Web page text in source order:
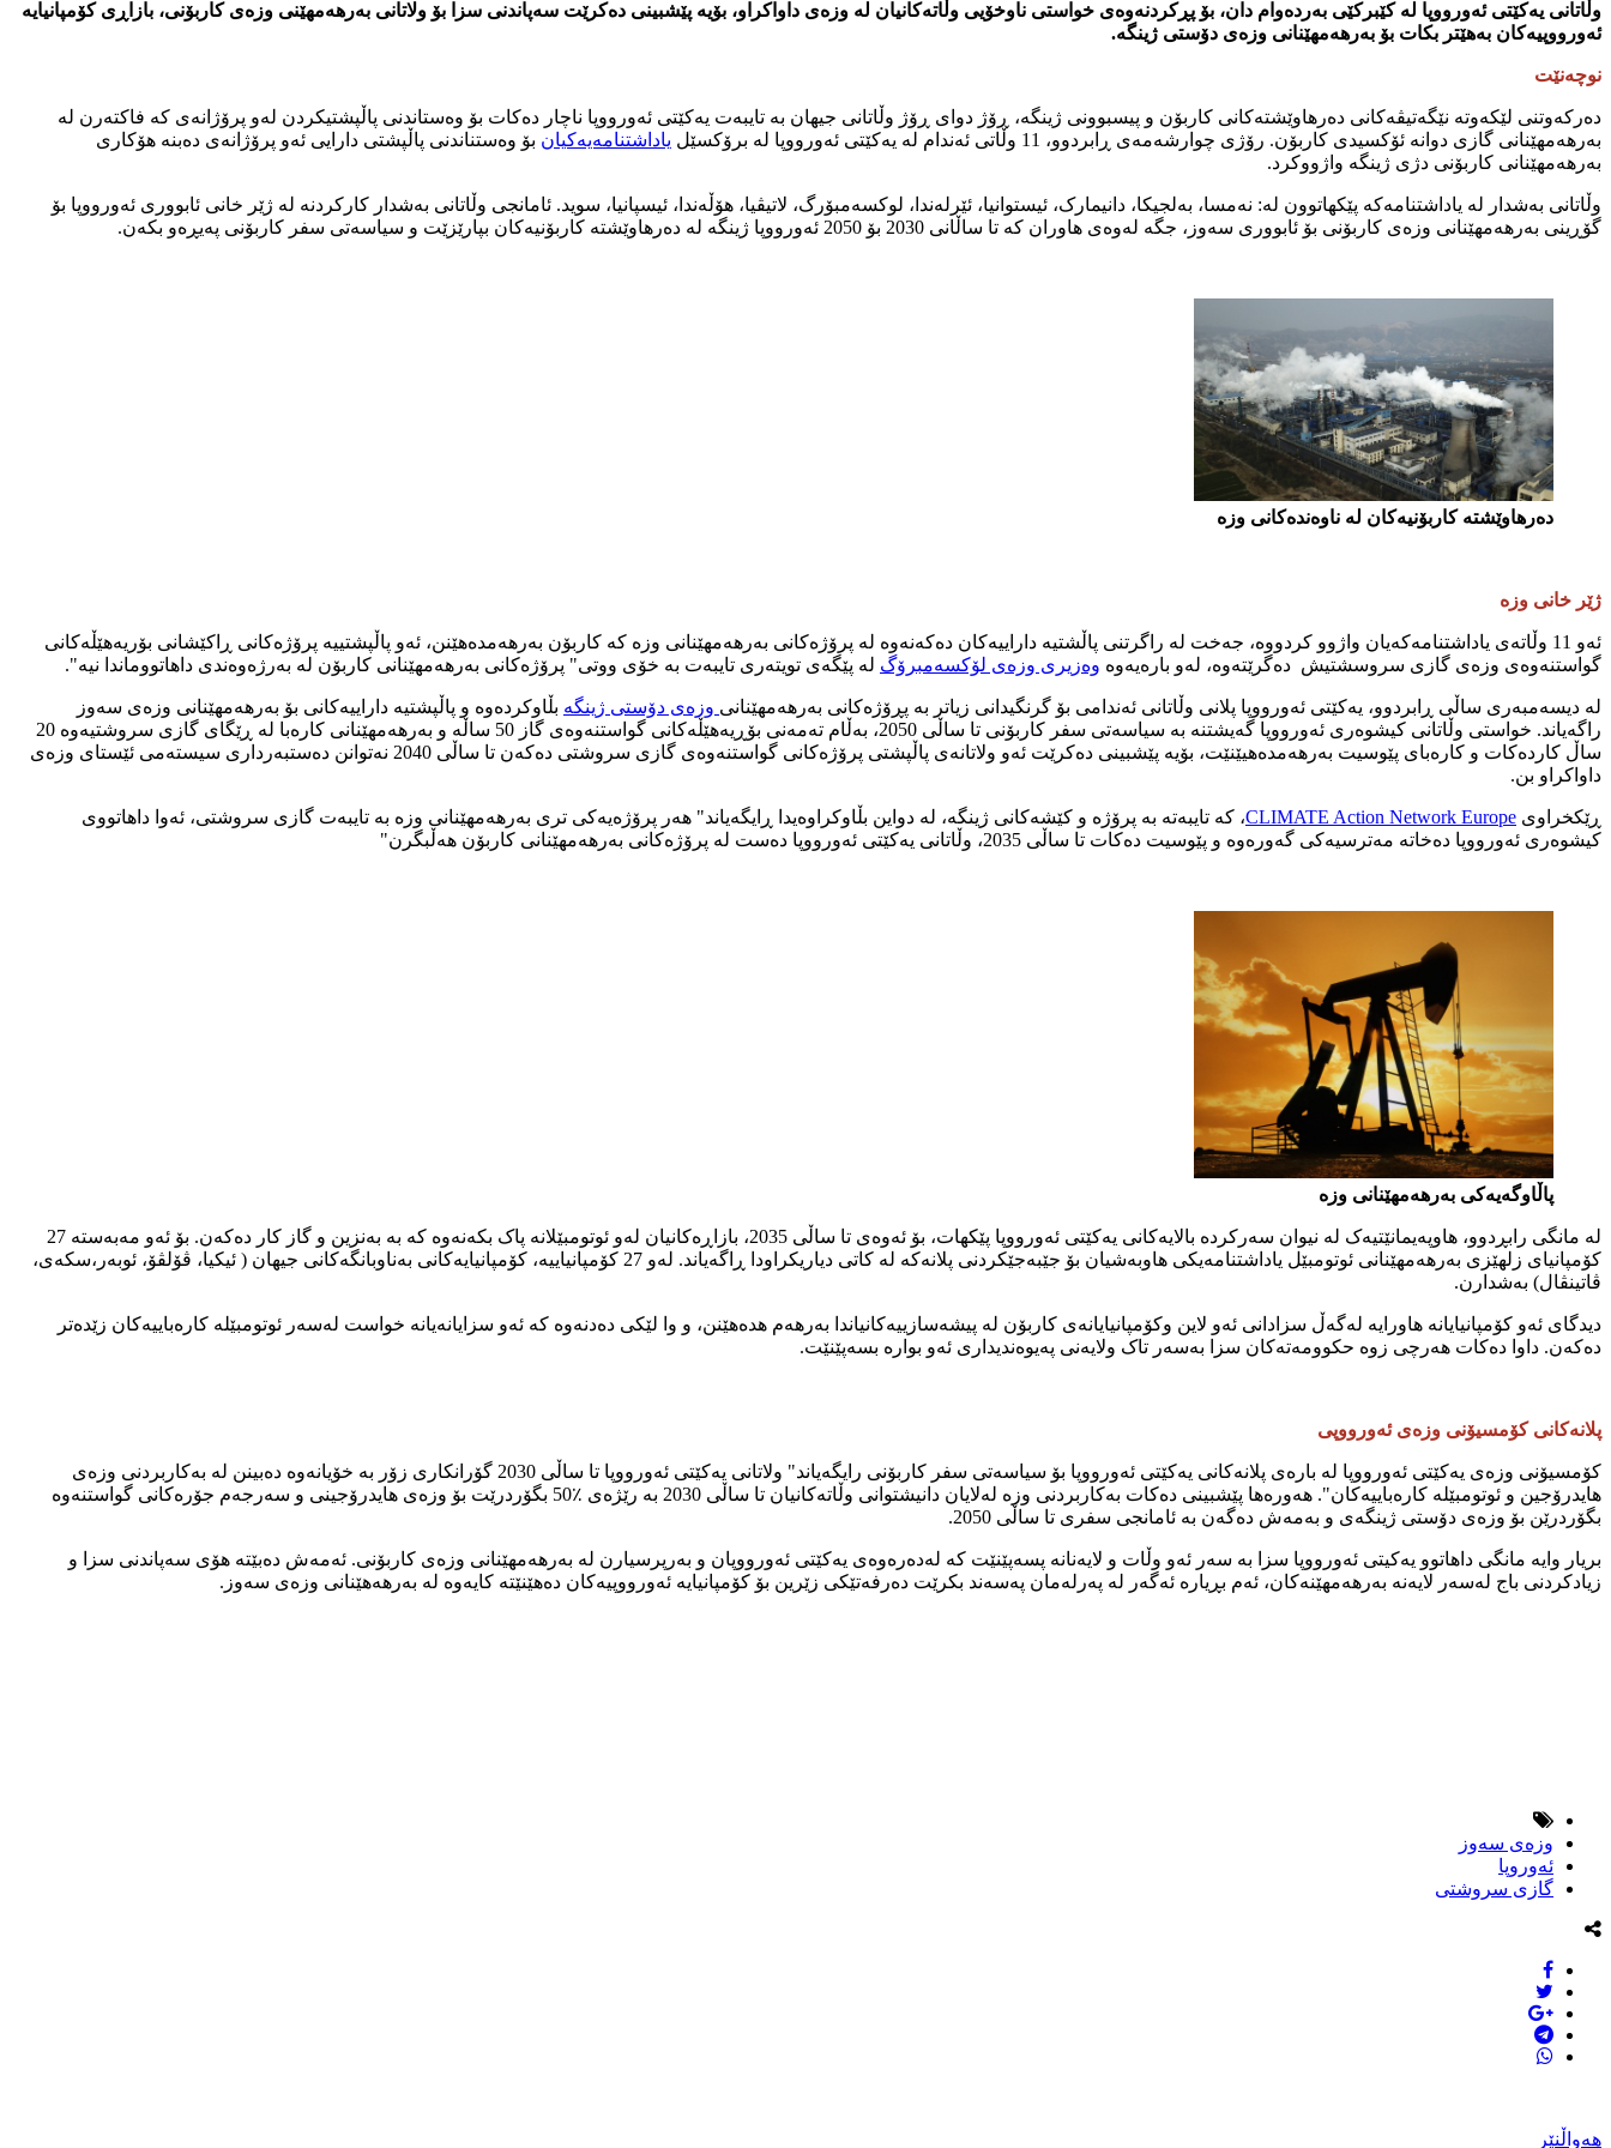
وڵاتانی یەکێتی ئەورووپا لە کێبرکێی بەردەوام دان، بۆ پڕکردنەوەی خواستی ناوخۆیی وڵاتەکانیان لە وزەی داواکراو، بۆیە پێشبینی دەکرێت سەپاندنی سزا بۆ ولاتانی بەرهەمهێنی وزەی کاربۆنی، بازاڕی کۆمپانیایە
ئەورووپیەکان بەهێتر بکات بۆ بەرهەمهێنانی وزەی دۆستی ژینگە.
نوچەنێت
دەرکەوتنی لێکەوتە نێگەتیڤەکانی دەرهاوێشتەکانی کاربۆن و پیسبوونی ژینگە، ڕۆژ دوای ڕۆژ وڵاتانی جیهان بە تایبەت یەکێتی ئەورووپا ناچار دەکات بۆ وەستاندنی پاڵپشتیکردن لەو پرۆژانەی کە فاکتەرن لە
بەرهەمهێنانی گازی دوانە ئۆکسیدی کاربۆن. رۆژی چوارشەمەی ڕابردوو، 11 وڵاتی ئەندام لە یەکێتی ئەورووپا لە برۆکسێل
یاداشتنامەیەکیان بۆ وەستناندنی پاڵپشتی دارایی ئەو پرۆژانەی دەبنە هۆکاری
بەرهەمهێنانی کاربۆنی دژی ژینگە واژووکرد.
وڵاتانی بەشدار لە یاداشتنامەکە پێکهاتوون لە: نەمسا، بەلجیکا، دانیمارک، ئیستوانیا، ئێرلەندا، لوکسەمبۆرگ، لاتیڤیا، هۆڵەندا، ئیسپانیا، سوید. ئامانجی وڵاتانی بەشدار کارکردنە لە ژێر خانی ئابووری ئەورووپا بۆ
گۆڕینی بەرهەمهێنانی وزەی کاربۆنی بۆ ئابووری سەوز، جگە لەوەی هاوران کە تا ساڵانی 2030 بۆ 2050 ئەورووپا ژینگە لە دەرهاوێشتە کاربۆنیەکان بپارێزێت و سیاسەتی سفر کاربۆنی پەیڕەو بکەن.
دەرهاوێشتە کاربۆنیەکان لە ناوەندەکانی وزە
ژێر خانی وزە
ئەو 11 وڵاتەی یاداشتنامەکەیان واژوو کردووە، جەخت لە راگرتنی پاڵشتیە داراییەکان دەکەنەوە لە پرۆژەکانی بەرهەمهێنانی وزە کە کاربۆن بەرهەمدەهێنن، ئەو پاڵپشتییە پرۆژەکانی ڕاکێشانی بۆریەهێڵەکانی
گواستنەوەی وزەی گازی سروسشتیش دەگرێتەوە، لەو بارەیەوە وەزیری وزەی لۆکسەمبرۆگ لە پێگەی تویتەری تایبەت بە خۆی ووتی" پرۆژەکانی بەرهەمهێنانی کاربۆن لە بەرژەوەندی داهاتووماندا نیە".
لە دیسەمبەری ساڵی ڕابردوو، یەکێتی ئەورووپا پلانی وڵاتانی ئەندامی بۆ گرنگیدانی زیاتر بە پڕۆژەکانی بەرهەمهێنانی وزەی دۆستی ژینگە بڵاوکردەوە و پاڵپشتیە داراییەکانی بۆ بەرهەمهێنانی وزەی سەوز
راگەیاند. خواستی وڵاتانی کیشوەری ئەورووپا گەیشتنە بە سیاسەتی سفر کاربۆنی تا ساڵی 2050، بەڵام تەمەنی بۆڕیەهێڵەکانی گواستنەوەی گاز 50 ساڵە و بەرهەمهێنانی کارەبا لە ڕێگای گازی سروشتیەوە 20
ساڵ کاردەکات و کارەبای پێوسیت بەرهەمدەهیێنێت، بۆیە پێشبینی دەکرێت ئەو ولاتانەی پاڵپشتی پرۆژەکانی گواستنەوەی گازی سروشتی دەکەن تا ساڵی 2040 نەتوانن دەستبەرداری سیستەمی ئێستای وزەی
داواکراو بن.
ڕێکخراوی CLIMATE Action Network Europe، کە تایبەتە بە پرۆژە و کێشەکانی ژینگە، لە دواین بڵاوکراوەیدا ڕایگەیاند" هەر پرۆژەیەکی تری بەرهەمهێنانی وزە بە تایبەت گازی سروشتی، ئەوا داهاتووی
کیشوەری ئەورووپا دەخاتە مەترسیەکی گەورەوە و پێوسیت دەکات تا ساڵی 2035، وڵاتانی یەکێتی ئەورووپا دەست لە پرۆژەکانی بەرهەمهێنانی کاربۆن هەڵبگرن"
پاڵاوگەیەکی بەرهەمهێنانی وزە
لە مانگی رابڕدوو، هاوپەیمانێتیەک لە نیوان سەرکردە بالایەکانی یەکێتی ئەورووپا پێکهات، بۆ ئەوەی تا ساڵی 2035، بازاڕەکانیان لەو ئوتومبێلانە پاک بکەنەوە کە بە بەنزین و گاز کار دەکەن. بۆ ئەو مەبەستە 27
کۆمپانیای زلهێزی بەرهەمهێنانی ئوتومبێل یاداشتنامەیکی هاوبەشیان بۆ جێبەجێکردنی پلانەکە لە کاتی دیاریکراودا ڕاگەیاند. لەو 27 کۆمپانیاییە، کۆمپانیایەکانی بەناوبانگەکانی جیهان ( ئیکیا، ڤۆلڤۆ، ئوبەر،سکەی،
ڤاتینڤال) بەشدارن.
دیدگای ئەو کۆمپانیایانە هاورایە لەگەڵ سزادانی ئەو لاین وکۆمپانیایانەی کاربۆن لە پیشەسازییەکانیاندا بەرهەم هدەهێنن، و وا لێکی دەدنەوە کە ئەو سزایانەیانە خواست لەسەر ئوتومبێلە کارەباییەکان زێدەتر
دەکەن. داوا دەکات هەرچی زوە حکوومەتەکان سزا بەسەر تاک ولایەنی پەیوەندیداری ئەو بوارە بسەپێنێت.
پلانەکانی کۆمسیۆنی وزەی ئەورووپی
کۆمسیۆنی وزەی یەکێتی ئەورووپا لە بارەی پلانەکانی یەکێتی ئەورووپا بۆ سیاسەتی سفر کاربۆنی رایگەیاند" ولاتانی یەکێتی ئەورووپا تا ساڵی 2030 گۆرانکاری زۆر بە خۆیانەوە دەبینن لە بەکاربردنی وزەی
هایدرۆجین و ئوتومبێلە کارەباییەکان". هەورەها پێشبینی دەکات بەکاربردنی وزە لەلایان دانیشتوانی وڵاتەکانیان تا ساڵی 2030 بە رێژەی ٪50 بگۆردرێت بۆ وزەی هایدرۆجینی و سەرجەم جۆرەکانی گواستنەوە
بگۆردرێن بۆ وزەی دۆستی ژینگەی و بەمەش دەگەن بە ئامانجی سفری تا ساڵی 2050.
بریار وایە مانگی داهاتوو یەکیتی ئەورووپا سزا بە سەر ئەو وڵات و لایەنانە پسەپێنێت کە لەدەرەوەی یەکێتی ئەورووپان و بەرپرسیارن لە بەرهەمهێنانی وزەی کاربۆنی. ئەمەش دەبێتە هۆی سەپاندنی سزا و
زیادکردنی باج لەسەر لایەنە بەرهەمهێنەکان، ئەم بڕیارە ئەگەر لە پەرلەمان پەسەند بکرێت دەرفەتێکی زێرین بۆ کۆمپانیایە ئەورووپیەکان دەهێنێتە کایەوە لە بەرهەهێنانی وزەی سەوز.
وزەی سەوز
ئەوروپا
گازی سروشتی
هەواڵنێر